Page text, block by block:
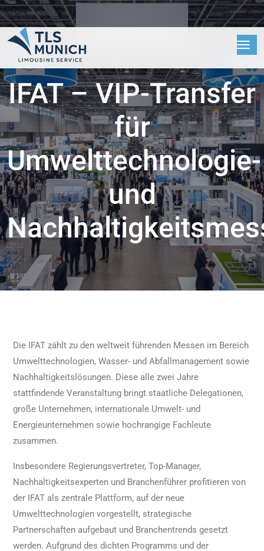
IFAT – VIP-Transfer
für
Umwelttechnologie-
und
Die IFAT zählt zu den weltweit führenden Messen im Bereich
Umwelttechnologien, Wasser- und Abfallmanagement sowie
Nachhaltigkeitslösungen. Diese alle zwei Jahre
stattfindende Veranstaltung bringt staatliche Delegationen,
große Unternehmen, internationale Umwelt- und
Energieunternehmen sowie hochrangige Fachleute
zusammen.
Insbesondere Regierungsvertreter, Top-Manager,
Nachhaltigkeitsexperten und Branchenführer profitieren von
der IFAT als zentrale Plattform, auf der neue
Umwelttechnologien vorgestellt, strategische
Partnerschaften aufgebaut und Branchentrends gesetzt
werden. Aufgrund des dichten Programms und der